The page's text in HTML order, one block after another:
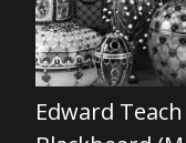
Edward